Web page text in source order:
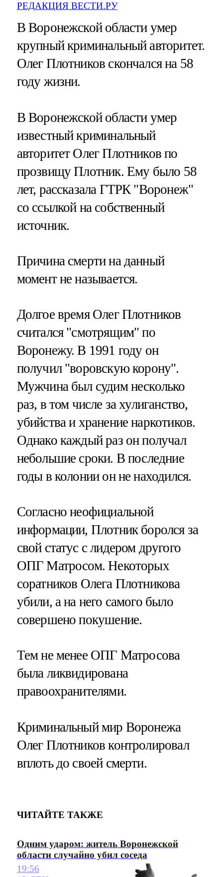
РЕДАКЦИЯ ВЕСТИ.РУ
В Воронежской области умер
крупный криминальный авторитет.
Олег Плотников скончался на 58
году жизни.
В Воронежской области умер
известный криминальный
авторитет Олег Плотников по
прозвищу Плотник. Ему было 58
лет, рассказала ГТРК "Воронеж"
со ссылкой на собственный
источник.
Причина смерти на данный
момент не называется.
Долгое время Олег Плотников
считался "смотрящим" по
Воронежу. В 1991 году он
получил "воровскую корону".
Мужчина был судим несколько
раз, в том числе за хулиганство,
убийства и хранение наркотиков.
Однако каждый раз он получал
небольшие сроки. В последние
годы в колонии он не находился.
Согласно неофициальной
информации, Плотник боролся за
свой статус с лидером другого
ОПГ Матросом. Некоторых
соратников Олега Плотникова
убили, а на него самого было
совершено покушение.
Тем не менее ОПГ Матросова
была ликвидирована
правоохранителями.
Криминальный мир Воронежа
Олег Плотников контролировал
вплоть до своей смерти.
ЧИТАЙТЕ ТАКЖЕ
Одним ударом: житель Воронежской
области случайно убил соседа
19:56